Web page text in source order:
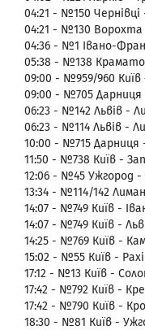
04:21 - №150
04:21 - №130 Ворохта
04:36 - №1 Івано-
05:38 - №138
09:00 - №959/960 Київ
09:00 - №705 Дарниця
06:23 - №142 Львів -
06:23 - №114 Львів -
10:00 - №715 Дарниця
11:50 - №738 Київ -
12:06 - №45 Ужгород
13:34 - №114/142
14:07 - №749 Київ -
14:07 - №749 Київ -
14:25 - №769 Київ -
15:02 - №55 Київ -
17:12 - №13 Київ -
17:42 - №792 Київ -
17:42 - №790 Київ -
18:30 - №81 Київ -